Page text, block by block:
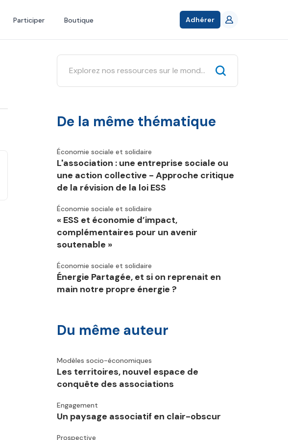
Participer Boutique Adhérer
De la même thématique
Économie sociale et solidaire
L'association : une entreprise sociale ou
une action collective - Approche critique
de la révision de la loi ESS
Économie sociale et solidaire
« ESS et économie d’impact,
complémentaires pour un avenir
soutenable »
Économie sociale et solidaire
Énergie Partagée, et si on reprenait en
main notre propre énergie ?
Du même auteur
Modèles socio-économiques
Les territoires, nouvel espace de
conquête des associations
Engagement
Un paysage associatif en clair-obscur
Prospective